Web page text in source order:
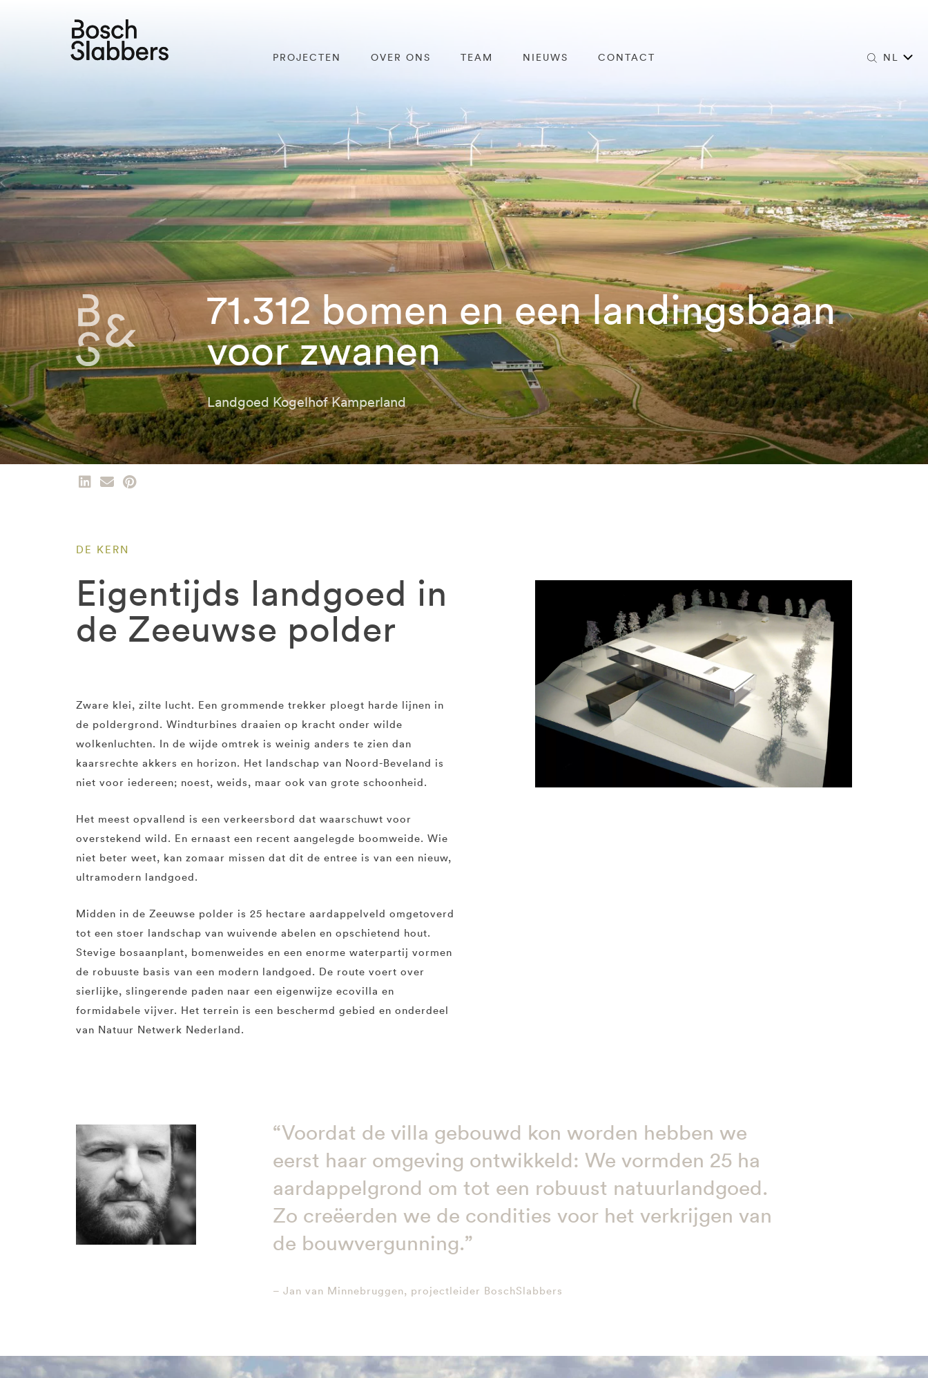
PROJECTEN OVER ONS TEAM NIEUWS CONTACT NL
71.312 bomen en een landingsbaan
voor zwanen
Landgoed Kogelhof Kamperland
DE KERN
Eigentijds landgoed in
de Zeeuwse polder
Zware klei, zilte lucht. Een grommende trekker ploegt harde lijnen in
de poldergrond. Windturbines draaien op kracht onder wilde
wolkenluchten. In de wijde omtrek is weinig anders te zien dan
kaarsrechte akkers en horizon. Het landschap van Noord-Beveland is
niet voor iedereen; noest, weids, maar ook van grote schoonheid.
Het meest opvallend is een verkeersbord dat waarschuwt voor
overstekend wild. En ernaast een recent aangelegde boomweide. Wie
niet beter weet, kan zomaar missen dat dit de entree is van een nieuw,
ultramodern landgoed.
Midden in de Zeeuwse polder is 25 hectare aardappelveld omgetoverd
tot een stoer landschap van wuivende abelen en opschietend hout.
Stevige bosaanplant, bomenweides en een enorme waterpartij vormen
de robuuste basis van een modern landgoed. De route voert over
sierlijke, slingerende paden naar een eigenwijze ecovilla en
formidabele vijver. Het terrein is een beschermd gebied en onderdeel
van Natuur Netwerk Nederland.
“Voordat de villa gebouwd kon worden hebben we
eerst haar omgeving ontwikkeld: We vormden 25 ha
aardappelgrond om tot een robuust natuurlandgoed.
Zo creëerden we de condities voor het verkrijgen van
de bouwvergunning.”
– Jan van Minnebruggen, projectleider BoschSlabbers